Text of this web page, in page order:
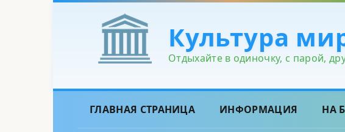
Культура
Отдыхайте в одиночку, с парой,
ГЛАВНАЯ СТРАНИЦА ИНФОРМАЦИЯ НА